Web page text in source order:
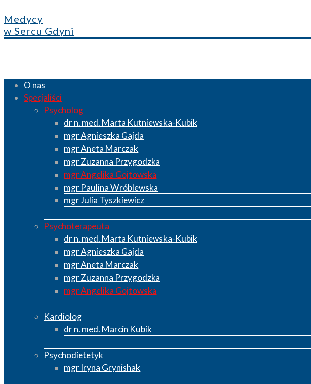
Medycy
w Sercu Gdyni
O nas
Specjaliści
Psycholog
dr n. med. Marta Kutniewska-Kubik
mgr Agnieszka Gajda
mgr Aneta Marczak
mgr Zuzanna Przygodzka
mgr Angelika Gojtowska
mgr Paulina Wróblewska
mgr Julia Tyszkiewicz
Psychoterapeuta
dr n. med. Marta Kutniewska-Kubik
mgr Agnieszka Gajda
mgr Aneta Marczak
mgr Zuzanna Przygodzka
mgr Angelika Gojtowska
Kardiolog
dr n. med. Marcin Kubik
Psychodietetyk
mgr Iryna Grynishak